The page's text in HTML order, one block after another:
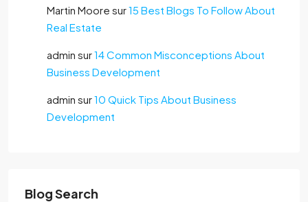
Martin Moore sur15 Best Blogs To Follow About
Real Estate
admin sur14 Common Misconceptions About
Business Development
admin sur10 Quick Tips About Business
Development
Blog Search